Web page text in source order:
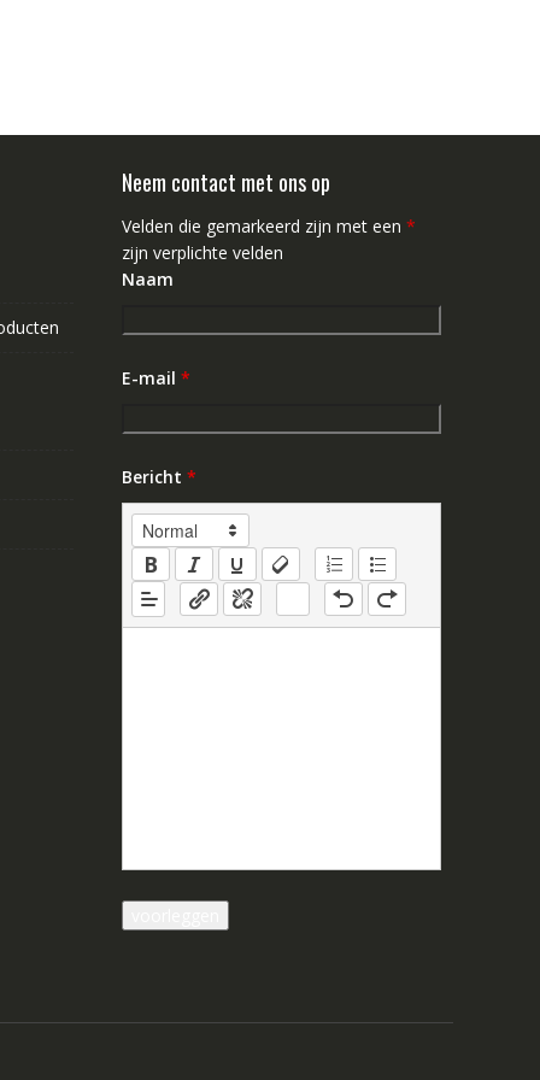
Neem contact met ons op
Velden die gemarkeerd zijn met een *
zijn verplichte velden
Naam
E-mail *
Bericht *